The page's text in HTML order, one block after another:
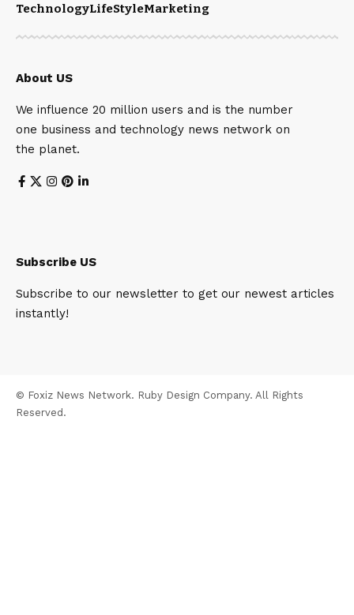
TechnologyLifeStyleMarketing
About US
We influence 20 million users and is the number
one business and technology news network on
the planet.
Subscribe US
Subscribe to our newsletter to get our newest articles
instantly!
© Foxiz News Network. Ruby Design Company. All Rights
Reserved.